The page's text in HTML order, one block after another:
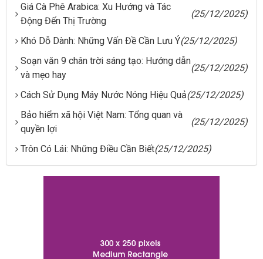
Giá Cà Phê Arabica: Xu Hướng và Tác
Động Đến Thị Trường
(25/12/2025)
Khó Dỗ Dành: Những Vấn Đề Cần Lưu Ý(25/12/2025)
Soạn văn 9 chân trời sáng tạo: Hướng dẫn
và mẹo hay
(25/12/2025)
Cách Sử Dụng Máy Nước Nóng Hiệu Quả(25/12/2025)
Bảo hiểm xã hội Việt Nam: Tổng quan và
quyền lợi
(25/12/2025)
Trôn Có Lái: Những Điều Cần Biết(25/12/2025)